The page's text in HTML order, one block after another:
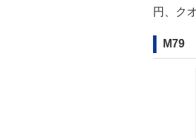
円、ク
M79